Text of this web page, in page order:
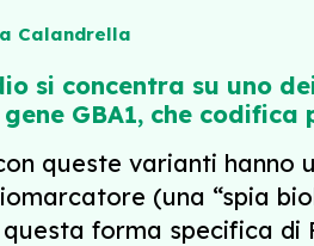
Calandrella
si concentra su uno
GBA1, che codifica
queste varianti hanno
(una “spia
forma specifica